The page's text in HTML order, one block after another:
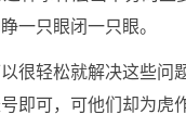
一只眼闭一只眼。
很轻松就解决这些问
即可，可他们却为虎